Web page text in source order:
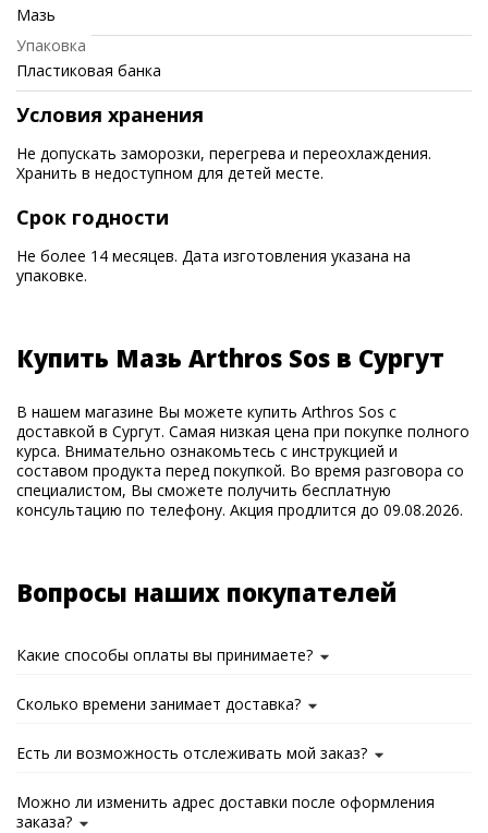
Мазь
Упаковка
Пластиковая банка
Условия хранения
Не допускать заморозки, перегрева и переохлаждения.
Хранить в недоступном для детей месте.
Срок годности
Не более 14 месяцев. Дата изготовления указана на
упаковке.
Купить Мазь Arthros Sos в Сургут
В нашем магазине Вы можете купить Arthros Sos с
доставкой в Сургут. Самая низкая цена при покупке полного
курса. Внимательно ознакомьтесь с инструкцией и
составом продукта перед покупкой. Во время разговора со
специалистом, Вы сможете получить бесплатную
консультацию по телефону. Акция продлится до 09.08.2026.
Вопросы наших покупателей
Какие способы оплаты вы принимаете?
Сколько времени занимает доставка?
Есть ли возможность отслеживать мой заказ?
Можно ли изменить адрес доставки после оформления
заказа?